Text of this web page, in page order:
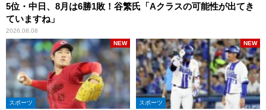
5位・中日、8月は6勝1敗！谷繁氏「Aクラスの可能性が出てき
ていますね」
2026.08.08
スポーツ
NEW
スポーツ
NEW